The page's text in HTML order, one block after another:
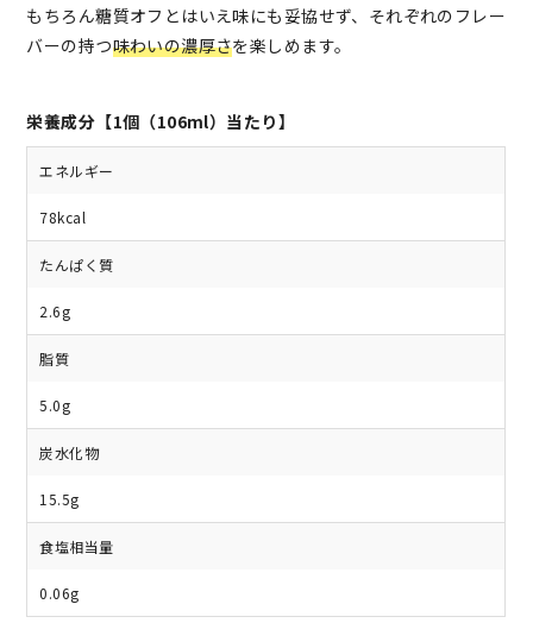
もちろん糖質オフとはいえ味にも妥協せず、それぞれのフレー
バーの持つ味わいの濃厚さを楽しめます。
栄養成分【1個（106ml）当たり】
エネルギー
78kcal
たんぱく質
2.6g
脂質
5.0g
炭水化物
15.5g
食塩相当量
0.06g